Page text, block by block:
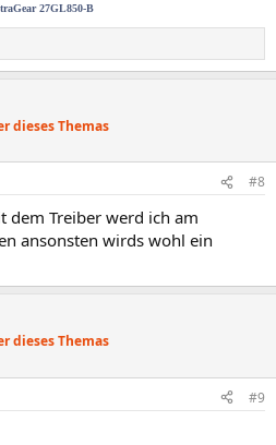
27GL850-B
dieses Themas
#8
dem Treiber werd ich am
ansonsten wirds wohl ein
dieses Themas
#9